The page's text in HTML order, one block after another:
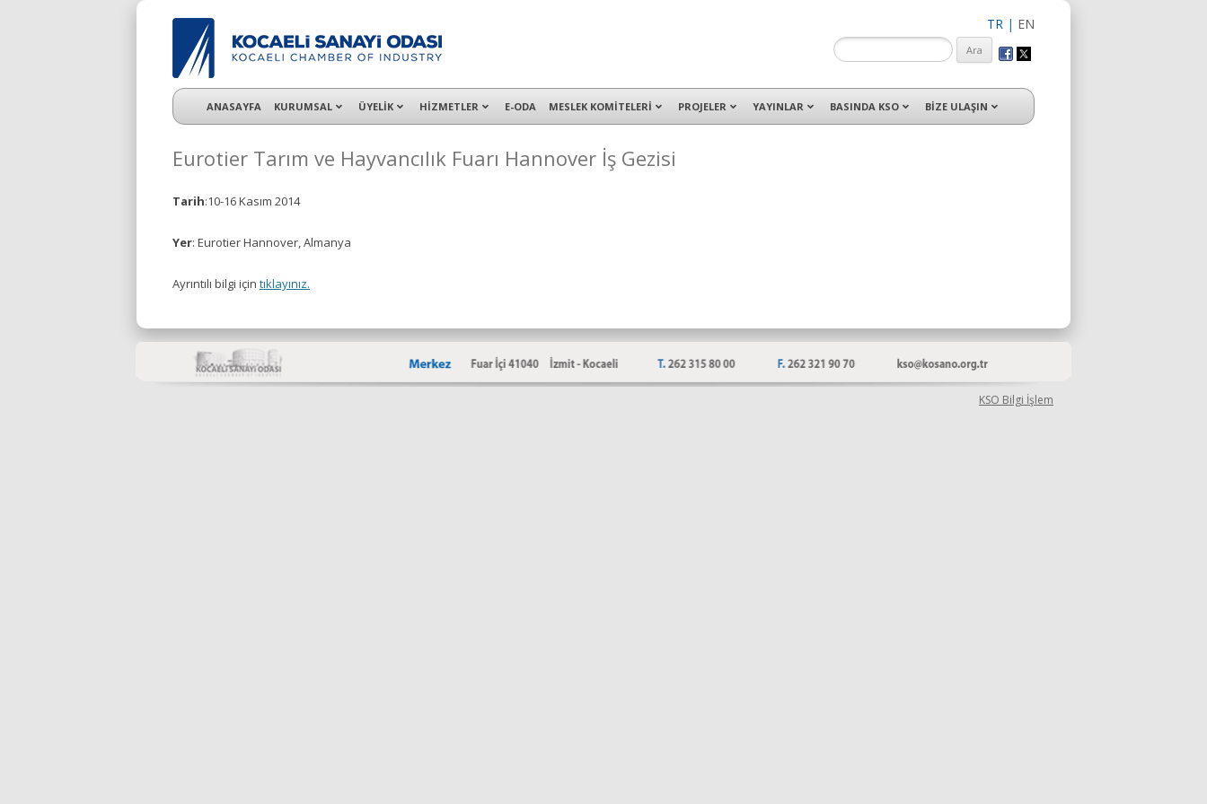
TR | EN
KSO 3500’ü aşkın sanayi kuruluşuna uzman çalışanları ile İzmit Merkez, Çayırova, Dilovası, Gebze ve İMES OSB’deki ofisleri ile hizmet vermektedir.
ANASAYFA KURUMSAL ÜYELİK HİZMETLER E-ODA MESLEK KOMİTELERİ PROJELER YAYINLAR BASINDA KSO BİZE ULAŞIN
Eurotier Tarım ve Hayvancılık Fuarı Hannover İş Gezisi
Tarih:10-16 Kasım 2014
Yer: Eurotier Hannover, Almanya
Ayrıntılı bilgi için tıklayınız.
KSO Bilgi İşlem